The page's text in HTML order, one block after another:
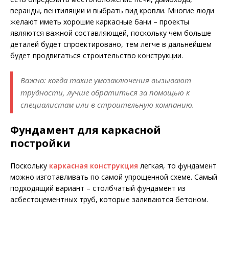
веранды, вентиляции и выбрать вид кровли. Многие люди
желают иметь хорошие каркасные бани – проекты
являются важной составляющей, поскольку чем больше
деталей будет спроектировано, тем легче в дальнейшем
будет продвигаться строительство конструкции.
Важно: когда такие умозаключения вызывают
трудности, лучше обратиться за помощью к
специалистам или в строительную компанию.
Фундамент для каркасной
постройки
Поскольку каркасная конструкция легкая, то фундамент
можно изготавливать по самой упрощенной схеме. Самый
подходящий вариант – столбчатый фундамент из
асбестоцементных труб, которые заливаются бетоном.